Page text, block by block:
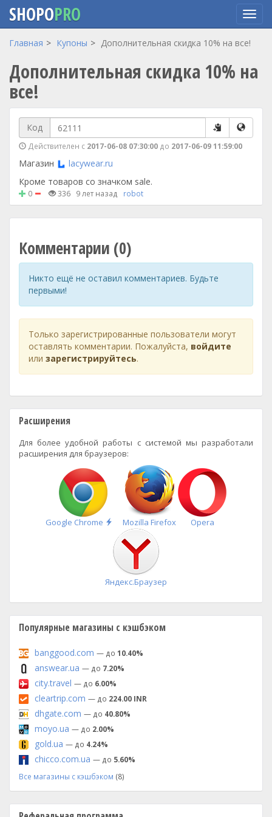
Перейти
основному
содержанию
SHOPOPRO
Главная Купоны Дополнительная скидка 10% на все!
Дополнительная скидка 10% на
все!
Код
Действителен с 2017-06-08 07:30:00 до 2017-06-09 11:59:00
Магазин
lacywear.ru
Кроме товаров со значком sale.
0 336 9 лет назад robot
Комментарии (0)
Никто ещё не оставил комментариев. Будьте
первыми!
Только зарегистрированные пользователи могут
оставлять комментарии. Пожалуйста, войдите
или зарегистрируйтесь.
Расширения
Для более удобной работы с системой мы разработали
расширения для браузеров:
Google Chrome
Быстрая
установка
Mozilla Firefox Opera
Яндекс.Браузер
Популярные магазины с кэшбэком
banggood.com — до 10.40%
answear.ua — до 7.20%
city.travel — до 6.00%
cleartrip.com — до 224.00 INR
dhgate.com — до 40.80%
moyo.ua — до 2.00%
gold.ua — до 4.24%
chicco.com.ua — до 5.60%
Все магазины с кэшбэком (8)